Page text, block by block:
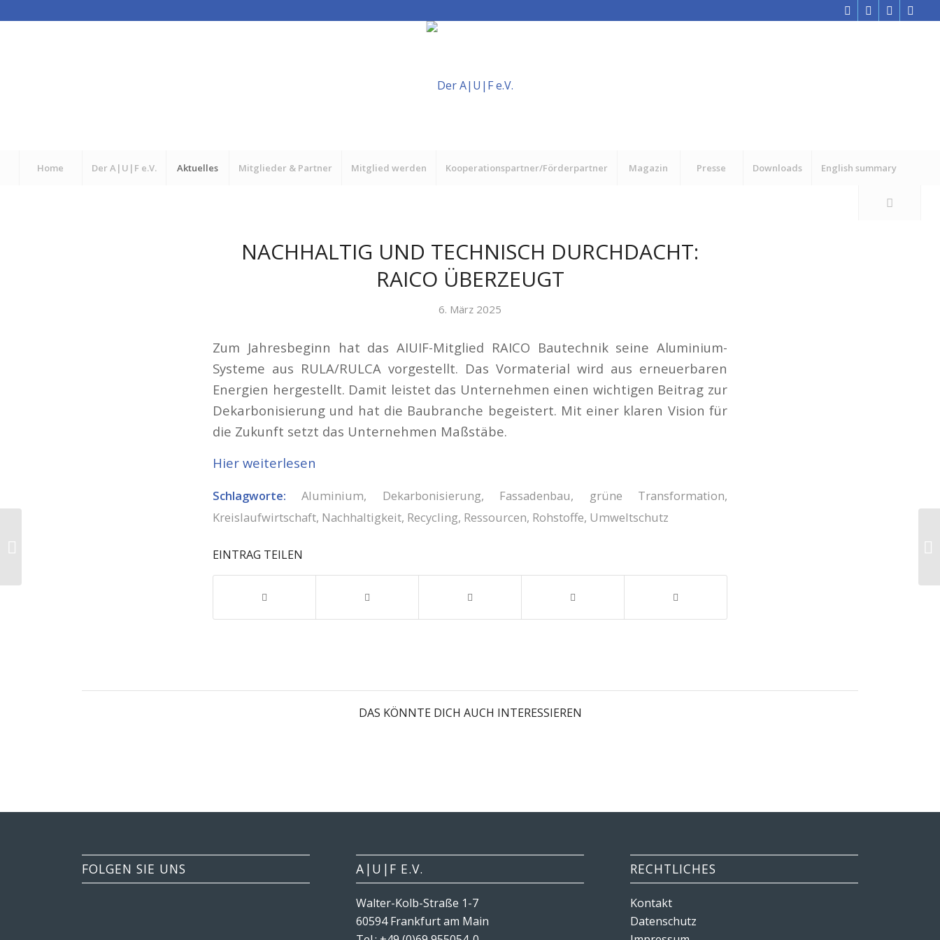
Home Der A|U|F e.V. Aktuelles Mitglieder & Partner Mitglied werden Kooperationspartner/Förderpartner Magazin Presse Downloads English summary
NACHHALTIG UND TECHNISCH DURCHDACHT:
RAICO ÜBERZEUGT
6. März 2025
Zum Jahresbeginn hat das AIUIF-Mitglied RAICO Bautechnik seine Aluminium-
Systeme aus RULA/RULCA vorgestellt. Das Vormaterial wird aus erneuerbaren
Energien hergestellt. Damit leistet das Unternehmen einen wichtigen Beitrag zur
Dekarbonisierung und hat die Baubranche begeistert. Mit einer klaren Vision für
die Zukunft setzt das Unternehmen Maßstäbe.
Hier weiterlesen
Schlagworte: Aluminium, Dekarbonisierung, Fassadenbau, grüne Transformation,
Kreislaufwirtschaft, Nachhaltigkeit, Recycling, Ressourcen, Rohstoffe, Umweltschutz
EINTRAG TEILEN
DAS KÖNNTE DICH AUCH INTERESSIEREN
FOLGEN SIE UNS A|U|F E.V.
Walter-Kolb-Straße 1-7
60594 Frankfurt am Main
RECHTLICHES
Kontakt
Datenschutz